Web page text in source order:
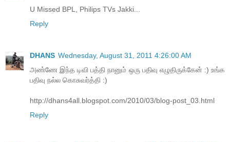
U Missed BPL, Philips TVs Jakki...
Reply
DHANS Wednesday, August 31, 2011 4:26:00 AM
அண்ணே இந்த டிவி பத்தி நானும் ஒரு பதிவு எழுதிருக்கேன் :) உங்க
பதிவு நல்ல கொசுவர்த்தி :)
http://dhans4all.blogspot.com/2010/03/blog-post_03.html
Reply